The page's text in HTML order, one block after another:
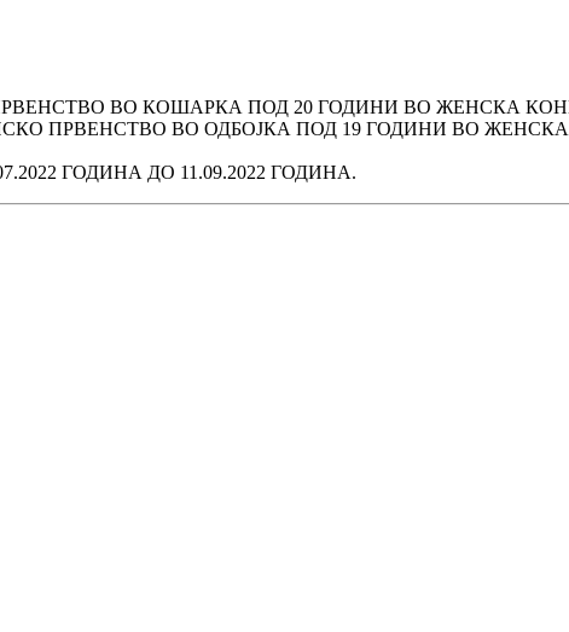
ВО КОШАРКА ПОД 20 ГОДИНИ ВО ЖЕНСКА
ПРВЕНСТВО ВО ОДБОЈКА ПОД 19 ГОДИНИ ВО
ГОДИНА ДО 11.09.2022 ГОДИНА.